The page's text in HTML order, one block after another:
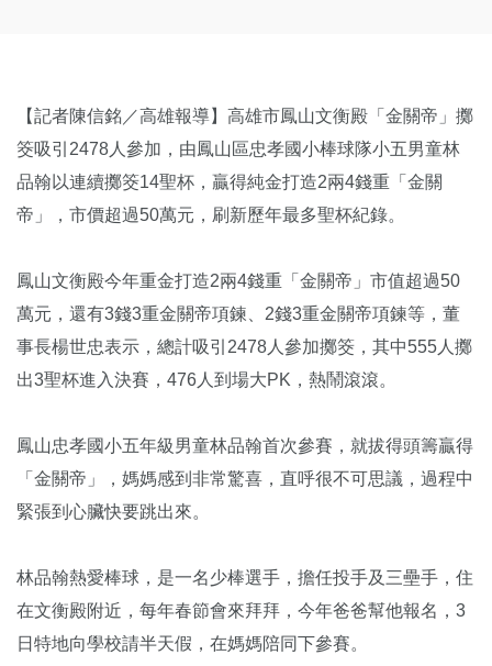
【記者陳信銘／高雄報導】高雄市鳳山文衡殿「金關帝」擲
筊吸引2478人參加，由鳳山區忠孝國小棒球隊小五男童林
品翰以連續擲筊14聖杯，贏得純金打造2兩4錢重「金關
帝」，市價超過50萬元，刷新歷年最多聖杯紀錄。
鳳山文衡殿今年重金打造2兩4錢重「金關帝」市值超過50
萬元，還有3錢3重金關帝項鍊、2錢3重金關帝項鍊等，董
事長楊世忠表示，總計吸引2478人參加擲筊，其中555人擲
出3聖杯進入決賽，476人到場大PK，熱鬧滾滾。
鳳山忠孝國小五年級男童林品翰首次參賽，就拔得頭籌贏得
「金關帝」，媽媽感到非常驚喜，直呼很不可思議，過程中
緊張到心臟快要跳出來。
林品翰熱愛棒球，是一名少棒選手，擔任投手及三壘手，住
在文衡殿附近，每年春節會來拜拜，今年爸爸幫他報名，3
日特地向學校請半天假，在媽媽陪同下參賽。